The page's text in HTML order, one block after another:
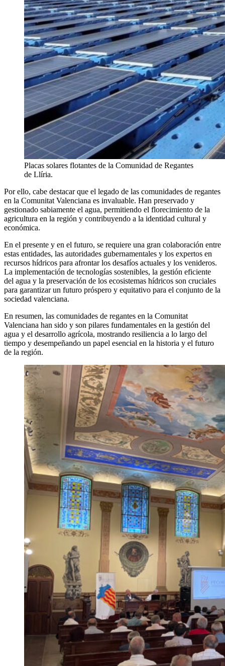
Placas solares flotantes de la Comunidad de Regantes
de Llíria.
Por ello, cabe destacar que el legado de las comunidades de regantes
en la Comunitat Valenciana es invaluable. Han preservado y
gestionado sabiamente el agua, permitiendo el florecimiento de la
agricultura en la región y contribuyendo a la identidad cultural y
económica.
En el presente y en el futuro, se requiere una gran colaboración entre
estas entidades, las autoridades gubernamentales y los expertos en
recursos hídricos para afrontar los desafíos actuales y los venideros.
La implementación de tecnologías sostenibles, la gestión eficiente
del agua y la preservación de los ecosistemas hídricos son cruciales
para garantizar un futuro próspero y equitativo para el conjunto de la
sociedad valenciana.
En resumen, las comunidades de regantes en la Comunitat
Valenciana han sido y son pilares fundamentales en la gestión del
agua y el desarrollo agrícola, mostrando resiliencia a lo largo del
tiempo y desempeñando un papel esencial en la historia y el futuro
de la región.